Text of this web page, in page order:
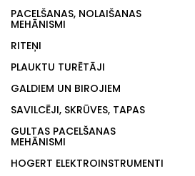
PACELŠANAS, NOLAIŠANAS
MEHĀNISMI
RITEŅI
PLAUKTU TURĒTĀJI
GALDIEM UN BIROJIEM
SAVILCĒJI, SKRŪVES, TAPAS
GULTAS PACELŠANAS
MEHĀNISMI
HOGERT ELEKTROINSTRUMENTI